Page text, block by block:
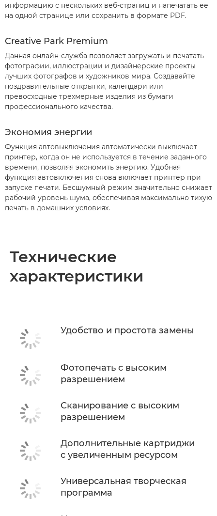
информацию с нескольких веб-страниц и напечатать ее
на одной странице или сохранить в формате PDF.
Creative Park Premium
Данная онлайн-служба позволяет загружать и печатать
фотографии, иллюстрации и дизайнерские проекты
лучших фотографов и художников мира. Создавайте
поздравительные открытки, календари или
превосходные трехмерные изделия из бумаги
профессионального качества.
Экономия энергии
Функция автовыключения автоматически выключает
принтер, когда он не используется в течение заданного
времени, позволяя экономить энергию. Удобная
функция автовключения снова включает принтер при
запуске печати. Бесшумный режим значительно снижает
рабочий уровень шума, обеспечивая максимально тихую
печать в домашних условиях.
Технические
характеристики
Удобство и простота замены
Фотопечать с высоким
разрешением
Сканирование с высоким
разрешением
Дополнительные картриджи
с увеличенным ресурсом
Универсальная творческая
программа